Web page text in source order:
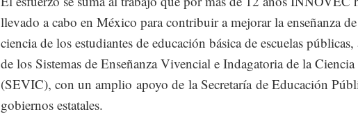
llevado a cabo en México para contribuir a mejorar la enseñanza
ciencia de los estudiantes de educación básica de escuelas públicas,
de los Sistemas de Enseñanza Vivencial e Indagatoria de la Ciencia
(SEVIC), con un amplio apoyo de la Secretaría de Educación
gobiernos estatales.